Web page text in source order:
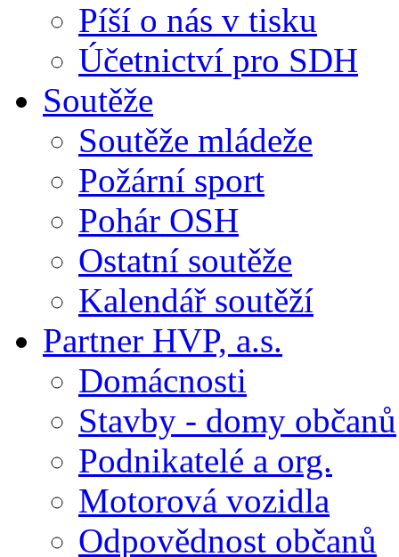
Píší o nás v tisku
Účetnictví pro SDH
Soutěže
Soutěže mládeže
Požární sport
Pohár OSH
Ostatní soutěže
Kalendář soutěží
Partner HVP, a.s.
Domácnosti
Stavby - domy občanů
Podnikatelé a org.
Motorová vozidla
Odpovědnost občanů